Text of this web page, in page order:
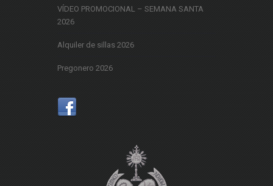
VÍDEO PROMOCIONAL – SEMANA SANTA
2026
Alquiler de sillas 2026
Pregonero 2026